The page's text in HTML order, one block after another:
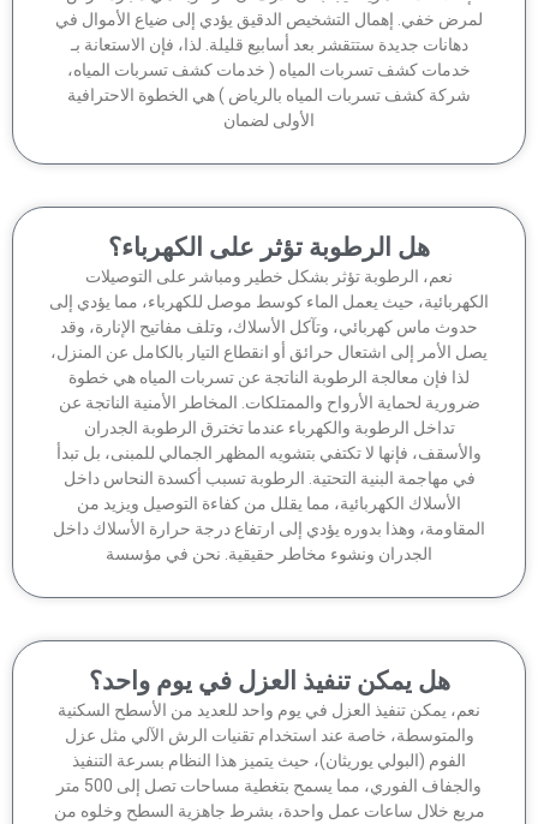
خفي. إهمال التشخيص الدقيق يؤدي إلى ضياع الأموال في
دهانات جديدة ستتقشر بعد أسابيع قليلة. لذا، فإن الاستعانة بـ
خدمات كشف تسربات المياه ( خدمات كشف تسربات المياه،
شركة كشف تسربات المياه بالرياض ) هي الخطوة الاحترافية
الأولى لضمان
هل الرطوبة تؤثر على الكهرباء؟
نعم، الرطوبة تؤثر بشكل خطير ومباشر على التوصيلات
حيث يعمل الماء كوسط موصل للكهرباء، مما يؤدي إلى
حدوث ماس كهربائي، وتآكل الأسلاك، وتلف مفاتيح الإنارة، وقد
الأمر إلى اشتعال حرائق أو انقطاع التيار بالكامل عن المنزل،
لذا فإن معالجة الرطوبة الناتجة عن تسربات المياه هي خطوة
لحماية الأرواح والممتلكات. المخاطر الأمنية الناتجة عن
تداخل الرطوبة والكهرباء عندما تخترق الرطوبة الجدران
فإنها لا تكتفي بتشويه المظهر الجمالي للمبنى، بل تبدأ
في مهاجمة البنية التحتية. الرطوبة تسبب أكسدة النحاس داخل
الأسلاك الكهربائية، مما يقلل من كفاءة التوصيل ويزيد من
وهذا بدوره يؤدي إلى ارتفاع درجة حرارة الأسلاك داخل
الجدران ونشوء مخاطر حقيقية. نحن في مؤسسة
هل يمكن تنفيذ العزل في يوم واحد؟
يمكن تنفيذ العزل في يوم واحد للعديد من الأسطح السكنية
والمتوسطة، خاصة عند استخدام تقنيات الرش الآلي مثل عزل
الفوم (البولي يوريثان)، حيث يتميز هذا النظام بسرعة التنفيذ
والجفاف الفوري، مما يسمح بتغطية مساحات تصل إلى 500 متر
خلال ساعات عمل واحدة، بشرط جاهزية السطح وخلوه من